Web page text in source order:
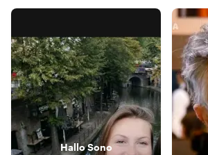
HalloSono